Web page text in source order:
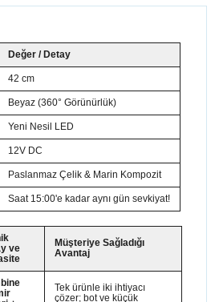
Değer / Detay
42 cm
Beyaz (360° Görünürlük)
Yeni Nesil LED
12V DC
Paslanmaz Çelik & Marin Kompozit
Saat 15:00'e kadar aynı gün sevkiyat!
ve
Müşteriye Sağladığı
Avantaj
Tek ürünle iki ihtiyacı
çözer; bot ve küçük